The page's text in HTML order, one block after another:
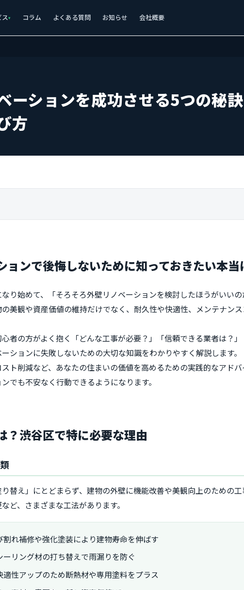
ス コラム よくある質問 お知らせ 会社概要
ーションを成功させる5つの秘
方
ョンで後悔しないために知っておきたい本当
り始めて、「そろそろ外壁リノベーションを検討したほうがいい
美観や資産価値の維持だけでなく、耐久性や快適性、メンテナン
者の方がよく抱く「どんな工事が必要？」「信頼できる業者は？
ションに失敗しないための大切な知識をわかりやすく解説します。
ト削減など、あなたの住まいの価値を高めるための実践的なアド
でも不安なく行動できるようになります。
？渋谷区で特に必要な理由
替え」にとどまらず、建物の外壁に機能改善や美観向上のための工
ど、さまざまな工法があります。
れ補修や強化塗装により建物寿命を伸ばす
リング材の打ち替えで雨漏りを防ぐ
性アップのため断熱材や専用塗料をプラス